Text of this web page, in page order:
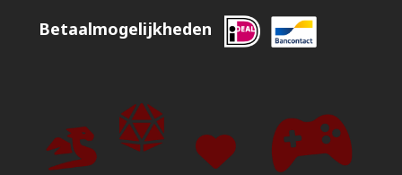
Betaalmogelijkheden